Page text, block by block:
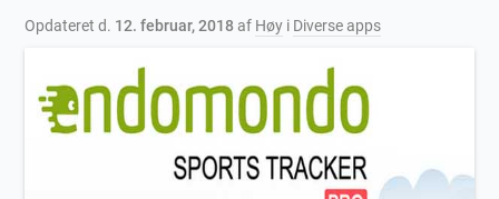
Opdateret d. 12. februar, 2018 af Høy i Diverse apps